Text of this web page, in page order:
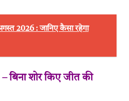
2026 : जानिए कैसा रहेगा
बिना शोर किए जीत की